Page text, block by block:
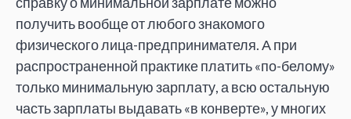
получить вообще от любого знакомого
физического лица-предпринимателя. А при
распространенной практике платить «по-белому»
только минимальную зарплату, а всю остальную
часть зарплаты выдавать «в конверте», у многих